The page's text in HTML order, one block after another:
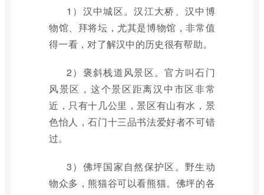
1）汉中城区。汉江大桥、汉中博
物馆、拜将坛，尤其是博物馆，非常值
得一看，对了解汉中的历史很有帮助。
2）褒斜栈道风景区。官方叫石门
风景区，这个景区距离汉中市区非常
近，只有十几公里，景区有山有水，景
色怡人，石门十三品书法爱好者不可错
过。
3）佛坪国家自然保护区。野生动
物众多，熊猫谷可以看熊猫。佛坪的各